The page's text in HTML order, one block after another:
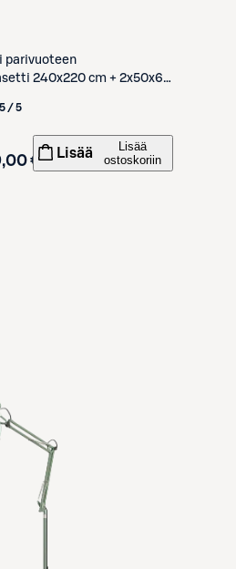
parivuoteen
240x220 cm + 2x50x60
5 / 5
€ Lisää
Lisää
ostoskoriin